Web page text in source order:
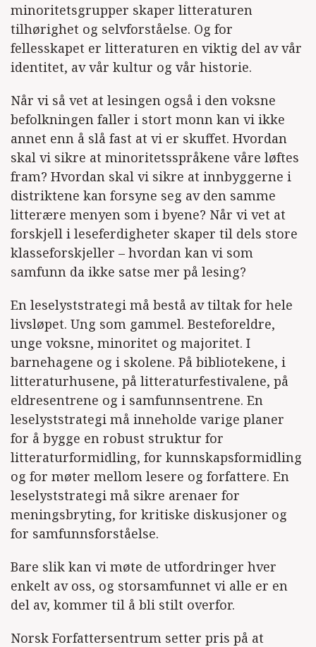
minoritetsgrupper skaper litteraturen
tilhørighet og selvforståelse. Og for
fellesskapet er litteraturen en viktig del av vår
identitet, av vår kultur og vår historie.
Når vi så vet at lesingen også i den voksne
befolkningen faller i stort monn kan vi ikke
annet enn å slå fast at vi er skuffet. Hvordan
skal vi sikre at minoritetsspråkene våre løftes
fram? Hvordan skal vi sikre at innbyggerne i
distriktene kan forsyne seg av den samme
litterære menyen som i byene? Når vi vet at
forskjell i leseferdigheter skaper til dels store
klasseforskjeller – hvordan kan vi som
samfunn da ikke satse mer på lesing?
En leselyststrategi må bestå av tiltak for hele
livsløpet. Ung som gammel. Besteforeldre,
unge voksne, minoritet og majoritet. I
barnehagene og i skolene. På bibliotekene, i
litteraturhusene, på litteraturfestivalene, på
eldresentrene og i samfunnsentrene. En
leselyststrategi må inneholde varige planer
for å bygge en robust struktur for
litteraturformidling, for kunnskapsformidling
og for møter mellom lesere og forfattere. En
leselyststrategi må sikre arenaer for
meningsbryting, for kritiske diskusjoner og
for samfunnsforståelse.
Bare slik kan vi møte de utfordringer hver
enkelt av oss, og storsamfunnet vi alle er en
del av, kommer til å bli stilt overfor.
Norsk Forfattersentrum setter pris på at